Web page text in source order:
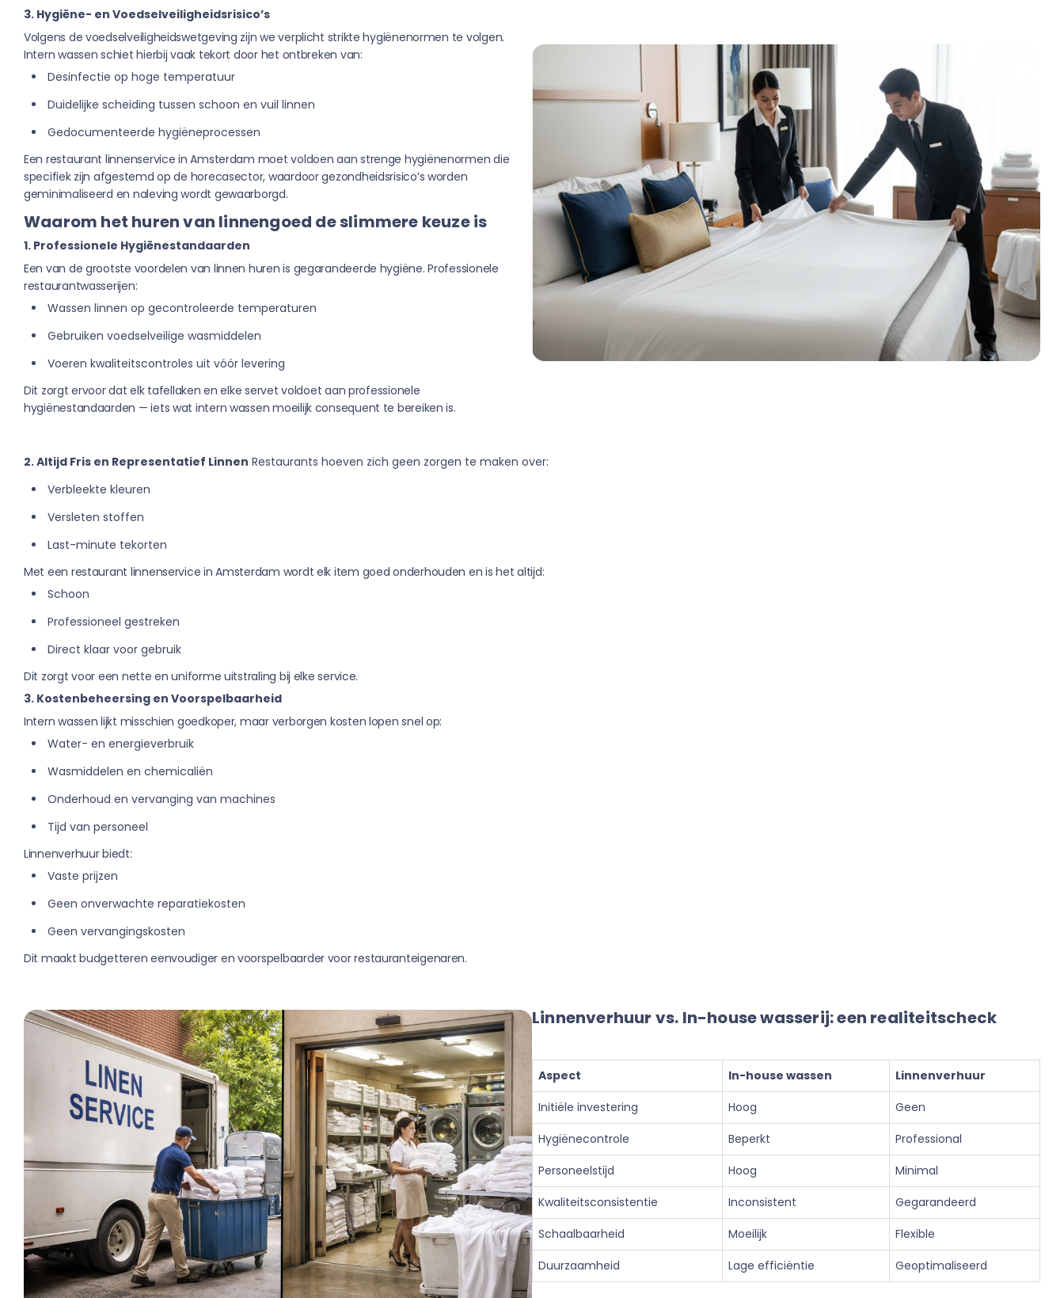
3. Hygiëne- en Voedselveiligheidsrisico’s
Volgens de voedselveiligheidswetgeving zijn we verplicht strikte hygiënenormen te volgen.
Intern wassen schiet hierbij vaak tekort door het ontbreken van:
Desinfectie op hoge temperatuur
Duidelijke scheiding tussen schoon en vuil linnen
Gedocumenteerde hygiëneprocessen
Een restaurant linnenservice in Amsterdam moet voldoen aan strenge hygiënenormen die
specifiek zijn afgestemd op de horecasector, waardoor gezondheidsrisico’s worden
geminimaliseerd en naleving wordt gewaarborgd.
Waarom het huren van linnengoed de slimmere keuze is
1. Professionele Hygiënestandaarden
Een van de grootste voordelen van linnen huren is gegarandeerde hygiëne. Professionele
restaurantwasserijen:
Wassen linnen op gecontroleerde temperaturen
Gebruiken voedselveilige wasmiddelen
Voeren kwaliteitscontroles uit vóór levering
Dit zorgt ervoor dat elk tafellaken en elke servet voldoet aan professionele
hygiënestandaarden — iets wat intern wassen moeilijk consequent te bereiken is.
2. Altijd Fris en Representatief Linnen Restaurants hoeven zich geen zorgen te maken over:
Verbleekte kleuren
Versleten stoffen
Last-minute tekorten
Met een restaurant linnenservice in Amsterdam wordt elk item goed onderhouden en is het altijd:
Schoon
Professioneel gestreken
Direct klaar voor gebruik
Dit zorgt voor een nette en uniforme uitstraling bij elke service.
3. Kostenbeheersing en Voorspelbaarheid
Intern wassen lijkt misschien goedkoper, maar verborgen kosten lopen snel op:
Water- en energieverbruik
Wasmiddelen en chemicaliën
Onderhoud en vervanging van machines
Tijd van personeel
Linnenverhuur biedt:
Vaste prijzen
Geen onverwachte reparatiekosten
Geen vervangingskosten
Dit maakt budgetteren eenvoudiger en voorspelbaarder voor restauranteigenaren.
Linnenverhuur vs. In-house wasserij: een realiteitscheck
Aspect In-house wassen
Linnenverhuur
Initiële investering
Hoog
Geen
Hygiënecontrole
Beperkt
Professional
Personeelstijd
Hoog
Minimal
Kwaliteitsconsistentie
Inconsistent
Gegarandeerd
Schaalbaarheid
Moeilijk
Flexible
Duurzaamheid
Lage efficiëntie Geoptimaliseerd